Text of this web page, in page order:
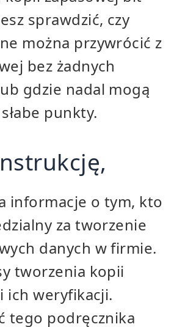
sprawdzić, czy
można przywrócić z
bez żadnych
gdzie nadal mogą
punkty.
informacje o tym, kto
za tworzenie
danych w firmie.
tworzenia kopii
ich weryfikacji.
tego podręcznika